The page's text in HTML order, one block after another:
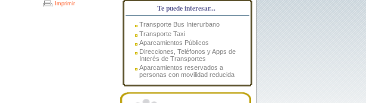
Imprimir Te puede interesar...
Transporte Bus Interurbano
Transporte Taxi
Aparcamientos Públicos
Direcciones, Teléfonos y Apps de
Interés de Transportes
Aparcamientos reservados a
personas con movilidad reducida